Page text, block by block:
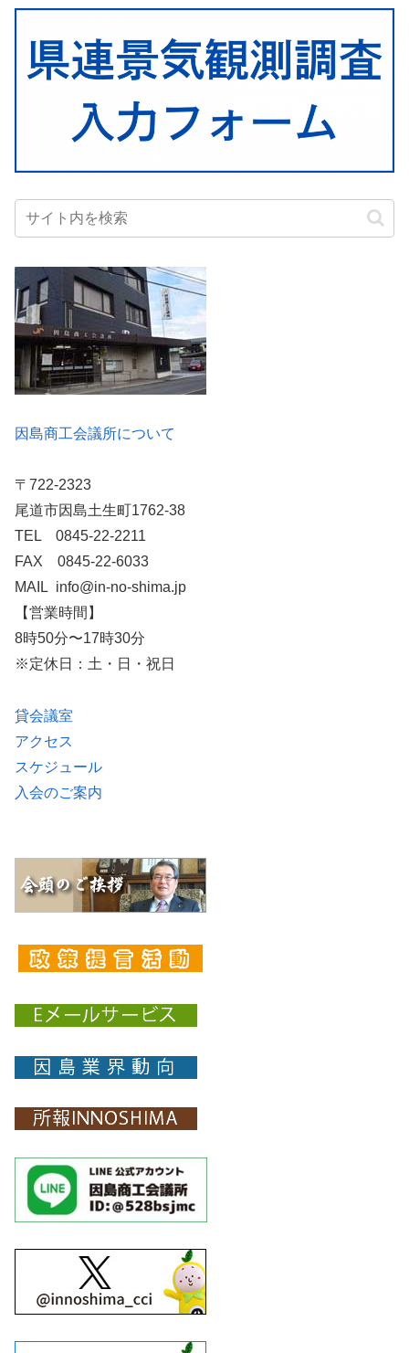
因島商工会議所について
〒722-2323
尾道市因島土生町1762-38
TEL 0845-22-2211
FAX 0845-22-6033
MAIL info@in-no-shima.jp
【営業時間】
8時50分〜17時30分
※定休日：土・日・祝日
貸会議室
アクセス
スケジュール
入会のご案内